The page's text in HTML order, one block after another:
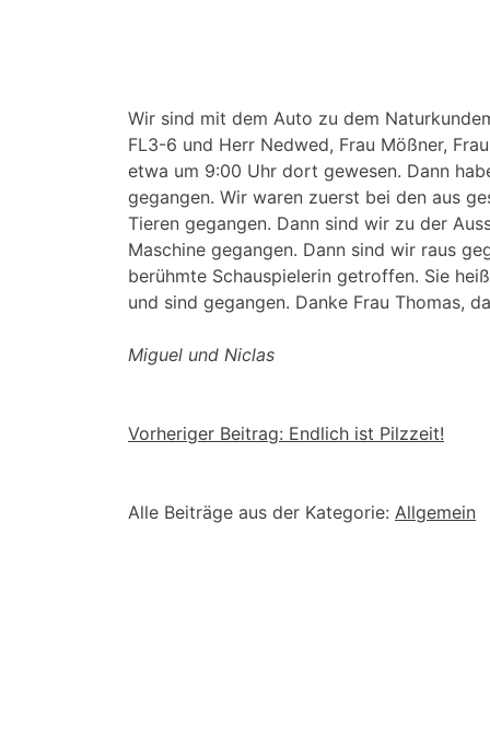
Wir sind mit dem Auto zu dem
FL3-6 und Herr Nedwed, Frau Mößner,
etwa um 9:00 Uhr dort gewesen. Dann
gegangen. Wir waren zuerst bei den aus
Tieren gegangen. Dann sind wir zu der
Maschine gegangen. Dann sind wir raus
berühmte Schauspielerin getroffen. Sie
und sind gegangen. Danke Frau Thomas,
Miguel und Niclas
Beitragsnavigation
Vorheriger Beitrag: Endlich ist Pilzzeit!
Alle Beiträge aus der Kategorie: Allgemein